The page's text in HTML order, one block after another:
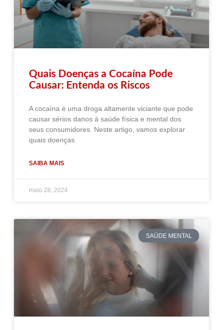
Quais Doenças a Cocaína Pode
Causar: Entenda os Riscos
A cocaína é uma droga altamente viciante que pode
causar sérios danos à saúde física e mental dos
seus consumidores. Neste artigo, vamos explorar
quais doenças
SAIBA MAIS
maio 28, 2024
SAÚDE MENTAL